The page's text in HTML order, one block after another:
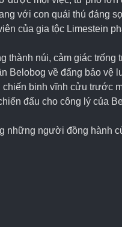
với con quái thú đáng
của gia tộc Limestein
thành núi, cảm giác
về đấng bảo vệ
binh vĩnh cửu trước
đấu cho công lý của
những người đồng hành